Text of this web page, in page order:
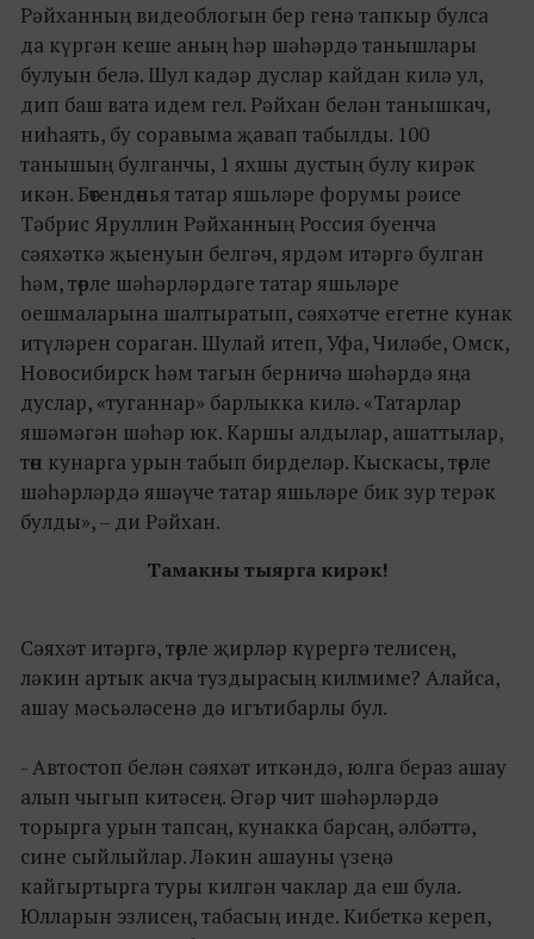
Рәйханның видеоблогын бер генә тапкыр булса
да күргән кеше аның һәр шәһәрдә танышлары
булуын белә. Шул кадәр дуслар кайдан килә ул,
дип баш вата идем гел. Рәйхан белән танышкач,
ниһаять, бу соравыма җавап табылды. 100
танышың булганчы, 1 яхшы дустың булу кирәк
икән. Бөтендөнья татар яшьләре форумы рәисе
Тәбрис Яруллин Рәйханның Россия буенча
сәяхәткә җыенуын белгәч, ярдәм итәргә булган
һәм, төрле шәһәрләрдәге татар яшьләре
оешмаларына шалтыратып, сәяхәтче егетне кунак
итүләрен сораган. Шулай итеп, Уфа, Чиләбе, Омск,
Новосибирск һәм тагын берничә шәһәрдә яңа
дуслар, «туганнар» барлыкка килә. «Татарлар
яшәмәгән шәһәр юк. Каршы алдылар, ашаттылар,
төн кунарга урын табып бирделәр. Кыскасы, төрле
шәһәрләрдә яшәүче татар яшьләре бик зур терәк
булды», – ди Рәйхан.
Тамакны тыярга кирәк!
Сәяхәт итәргә, төрле җирләр күрергә телисең,
ләкин артык акча туздырасың килмиме? Алайса,
ашау мәсьәләсенә дә игътибарлы бул.
- Автостоп белән сәяхәт иткәндә, юлга бераз ашау
алып чыгып китәсең. Әгәр чит шәһәрләрдә
торырга урын тапсаң, кунакка барсаң, әлбәттә,
сине сыйлыйлар. Ләкин ашауны үзеңә
кайгыртырга туры килгән чаклар да еш була.
Юлларын эзлисең, табасың инде. Кибеткә кереп,